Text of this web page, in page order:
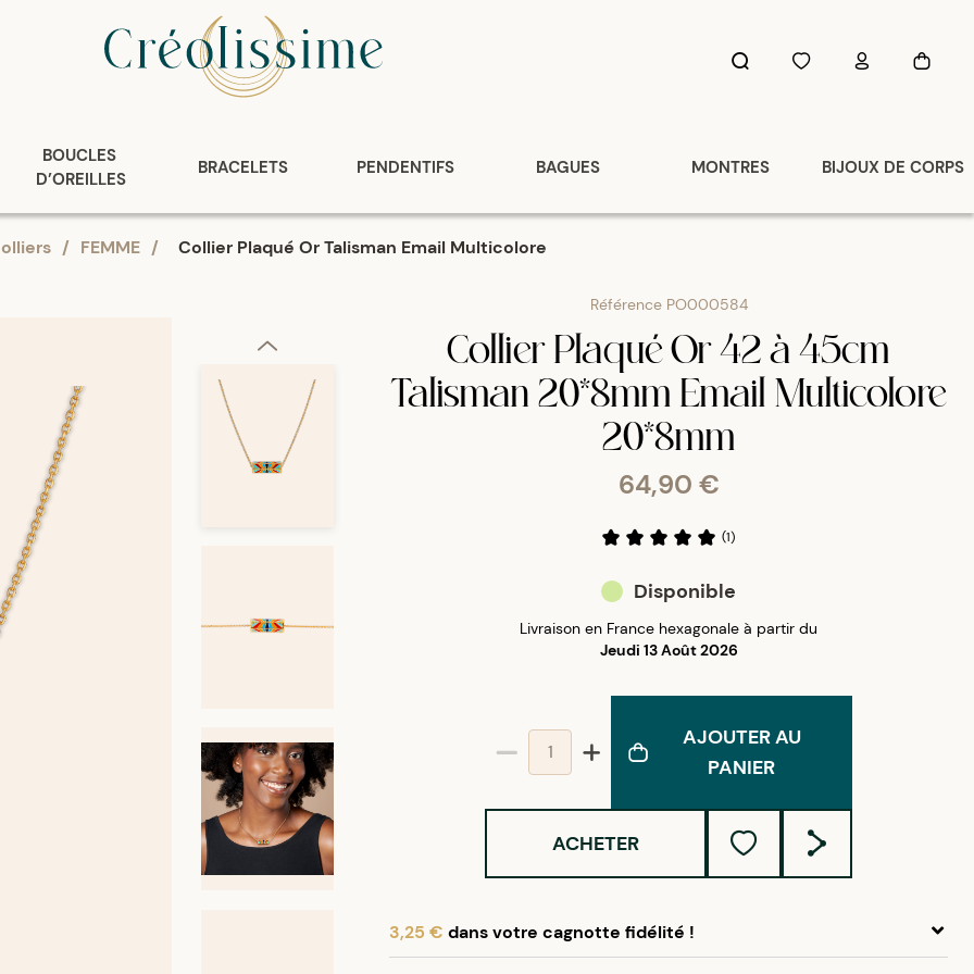
BOUCLES
D’OREILLES
BRACELETS PENDENTIFS BAGUES MONTRES BIJOUX DE CORPS
/ FEMME / Collier Plaqué Or Talisman Email Multicolore
Référence PO000584
Collier Plaqué Or 42 à 45cm
Talisman 20*8mm Email Multicolore
20*8mm
64,90 €
(1)
Disponible
Livraison en France hexagonale à partir du
Jeudi 13 Août 2026
AJOUTER AU
PANIER
ACHETER
3,25 € dans votre cagnotte fidélité !